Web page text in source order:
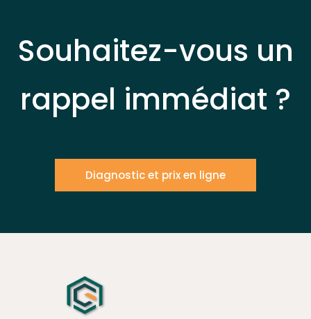
Souhaitez-vous un
rappel immédiat ?
Diagnostic et prix en ligne